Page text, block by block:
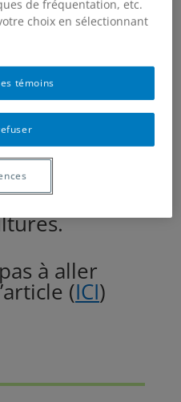
un article
!
au labo) y
auxiliaire
à aller
(ICI)
de fréquentation, etc.
choix en sélectionnant
témoins